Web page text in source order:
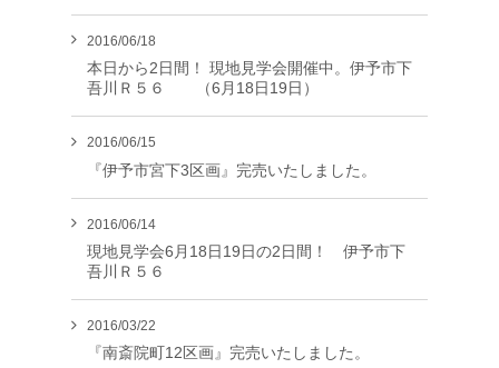
2016/06/18
本日から2日間！ 現地見学会開催中。伊予市下
吾川Ｒ５６ （6月18日19日）
2016/06/15
『伊予市宮下3区画』完売いたしました。
2016/06/14
現地見学会6月18日19日の2日間！ 伊予市下
吾川Ｒ５６
2016/03/22
『南斎院町12区画』完売いたしました。